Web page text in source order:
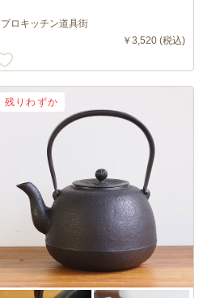
プロキッチン道具街
￥3,520 (税込)
送料無料
残りわずか